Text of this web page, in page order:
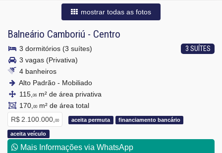
mostrar todas as fotos
Balneário Camboriú - Centro
3 SUÍTES
3 dormitórios (3 suítes)
3 vagas (Privativa)
4 banheiros
Alto Padrão - Mobiliado
115, 06 m² de área privativa
170, 00m² de área total
R$ 2.100.000, 00 aceita permuta financiamento bancário
aceita veículo
Mais Informações via WhatsApp